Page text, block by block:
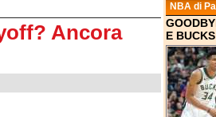
Ancora
NBA di
E